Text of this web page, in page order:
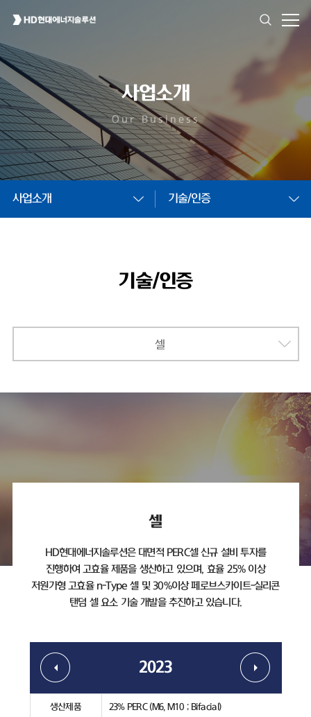
사업소개
Our Business
사업소개 기술/인증
기술/인증
셀
셀
HD현대에너지솔루션은 대면적 PERC셀 신규 설비 투자를
진행하여 고효율 제품을 생산하고 있으며, 효율 25% 이상
저원가형 고효율 n-Type 셀 및 30%이상 페로브스카이트-실리콘
탠덤 셀 요소 기술 개발을 추진하고 있습니다.
2023
생산제품 23% PERC (M6, M10 ; Bifacial)